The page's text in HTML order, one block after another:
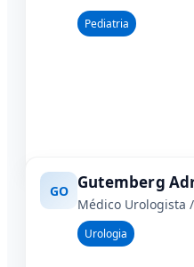
Pediatria
GO Gutemberg
Médico Urologista
Urologia